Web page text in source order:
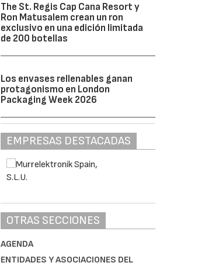
The St. Regis Cap Cana Resort y
Ron Matusalem crean un ron
exclusivo en una edición limitada
de 200 botellas
Los envases rellenables ganan
protagonismo en London
Packaging Week 2026
EMPRESAS DESTACADAS
OTRAS SECCIONES
AGENDA
ENTIDADES Y ASOCIACIONES DEL